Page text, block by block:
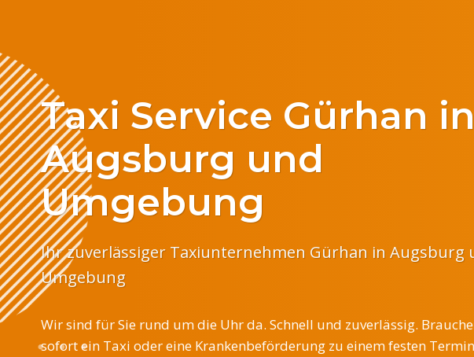
springen
Taxi Service Gürhan in
Augsburg und
Umgebung
Ihr zuverlässiger Taxiunternehmen Gürhan in Augsburg
Umgebung
Wir sind für Sie rund um die Uhr da. Schnell und zuverlässig.
sofort ein Taxi oder eine Krankenbeförderung zu einem festen